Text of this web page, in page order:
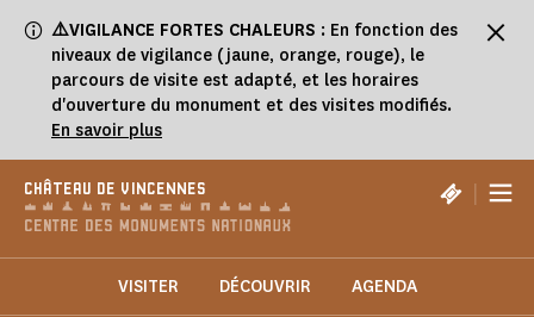
⚠️VIGILANCE FORTES CHALEURS : En fonction des
niveaux de vigilance (jaune, orange, rouge), le
parcours de visite est adapté, et les horaires
d'ouverture du monument et des visites modifiés.
En savoir plus
CHÂTEAU DE VINCENNES |
VISITER DÉCOUVRIR AGENDA